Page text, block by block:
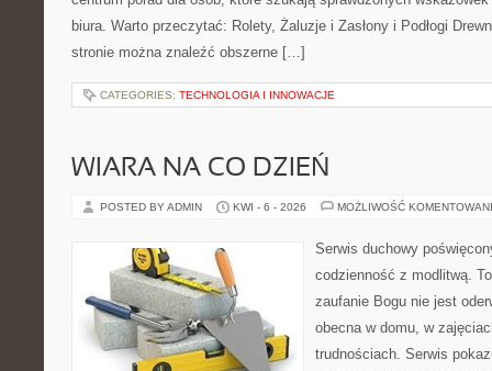
biura. Warto przeczytać: Rolety, Żaluzje i Zasłony i Podłogi
stronie można znaleźć obszerne […]
CATEGORIES: TECHNOLOGIA I INNOWACJE
WIARA NA CO DZIEŃ
POSTED BY ADMIN KWI - 6 - 2026 MOŻLIWOŚĆ
Serwis duchowy
codzienność z modlitwą.
zaufanie Bogu nie jest
obecna w domu, w
trudnościach. Serwis